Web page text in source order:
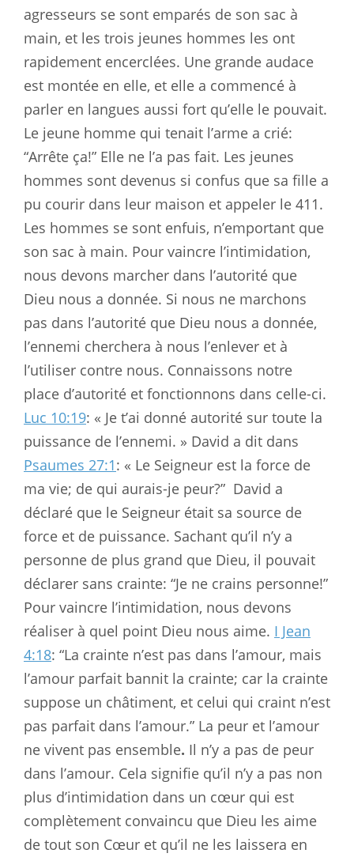
agresseurs se sont emparés de son sac à
main, et les trois jeunes hommes les ont
rapidement encerclées. Une grande audace
est montée en elle, et elle a commencé à
parler en langues aussi fort qu’elle le pouvait.
Le jeune homme qui tenait l’arme a crié:
“Arrête ça!” Elle ne l’a pas fait. Les jeunes
hommes sont devenus si confus que sa fille a
pu courir dans leur maison et appeler le 411.
Les hommes se sont enfuis, n’emportant que
son sac à main. Pour vaincre l’intimidation,
nous devons marcher dans l’autorité que
Dieu nous a donnée. Si nous ne marchons
pas dans l’autorité que Dieu nous a donnée,
l’ennemi cherchera à nous l’enlever et à
l’utiliser contre nous. Connaissons notre
place d’autorité et fonctionnons dans celle-ci.
Luc 10:19: « Je t’ai donné autorité sur toute la
puissance de l’ennemi. » David a dit dans
Psaumes 27:1: « Le Seigneur est la force de
ma vie; de qui aurais-je peur?” David a
déclaré que le Seigneur était sa source de
force et de puissance. Sachant qu’il n’y a
personne de plus grand que Dieu, il pouvait
déclarer sans crainte: “Je ne crains personne!”
Pour vaincre l’intimidation, nous devons
réaliser à quel point Dieu nous aime. I Jean
4:18: “La crainte n’est pas dans l’amour, mais
l’amour parfait bannit la crainte; car la crainte
suppose un châtiment, et celui qui craint n’est
pas parfait dans l’amour.” La peur et l’amour
ne vivent pas ensemble. Il n’y a pas de peur
dans l’amour. Cela signifie qu’il n’y a pas non
plus d’intimidation dans un cœur qui est
complètement convaincu que Dieu les aime
de tout son Cœur et qu’il ne les laissera en